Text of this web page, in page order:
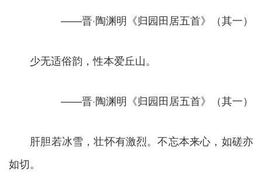
——晋·陶渊明《归园田居五首》（其一）
少无适俗韵，性本爱丘山。
——晋·陶渊明《归园田居五首》（其一）
肝胆若冰雪，壮怀有激烈。不忘本来心，如磋亦
如切。